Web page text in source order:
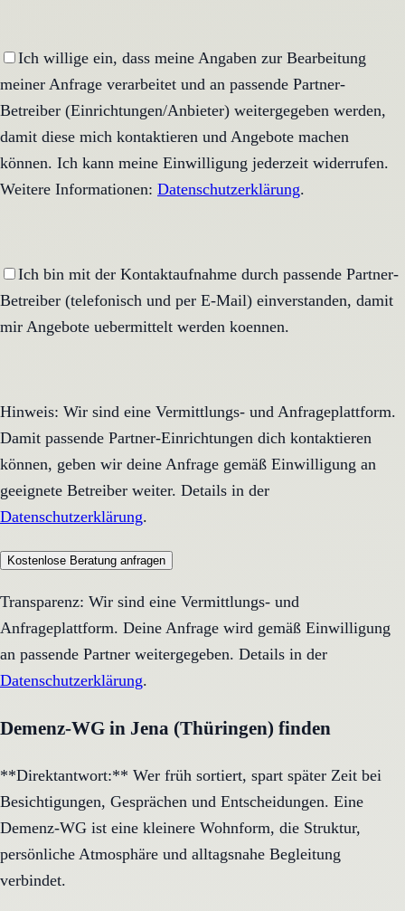
Ich willige ein, dass meine Angaben zur Bearbeitung
meiner Anfrage verarbeitet und an passende Partner-
Betreiber (Einrichtungen/Anbieter) weitergegeben werden,
damit diese mich kontaktieren und Angebote machen
können. Ich kann meine Einwilligung jederzeit widerrufen.
Weitere Informationen: Datenschutzerklärung.
Ich bin mit der Kontaktaufnahme durch passende Partner-
Betreiber (telefonisch und per E-Mail) einverstanden, damit
mir Angebote uebermittelt werden koennen.
Hinweis: Wir sind eine Vermittlungs- und Anfrageplattform.
Damit passende Partner-Einrichtungen dich kontaktieren
können, geben wir deine Anfrage gemäß Einwilligung an
geeignete Betreiber weiter. Details in der
Datenschutzerklärung.
Kostenlose Beratung anfragen
Transparenz: Wir sind eine Vermittlungs- und
Anfrageplattform. Deine Anfrage wird gemäß Einwilligung
an passende Partner weitergegeben. Details in der
Datenschutzerklärung.
Demenz-WG in Jena (Thüringen) finden
**Direktantwort:** Wer früh sortiert, spart später Zeit bei
Besichtigungen, Gesprächen und Entscheidungen. Eine
Demenz-WG ist eine kleinere Wohnform, die Struktur,
persönliche Atmosphäre und alltagsnahe Begleitung
verbindet.